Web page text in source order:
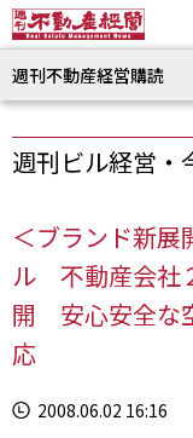
週刊不動産経営購読
週刊ビル経営・
＜ブランド新展
ル 不動産会社
開 安心安全な
応
2008.06.02 16:16